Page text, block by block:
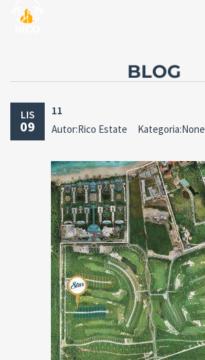
BLOG
LIS
09
11
Autor:Rico Estate Kategoria:None